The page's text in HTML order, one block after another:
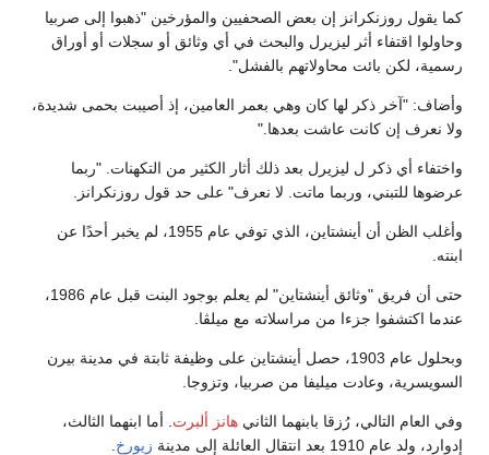
كما يقول روزنكرانز إن بعض الصحفيين والمؤرخين "ذهبوا إلى صربيا
وحاولوا اقتفاء أثر ليزيرل والبحث في أي وثائق أو سجلات أو أوراق
رسمية، لكن بائت محاولاتهم بالفشل".
وأضاف: "آخر ذكر لها كان وهي بعمر العامين، إذ أصيبت بحمى شديدة،
ولا نعرف إن كانت عاشت بعدها."
واختفاء أي ذكر ل ليزيرل بعد ذلك أثار الكثير من التكهنات. "ربما
عرضوها للتبني، وربما ماتت. لا نعرف" على حد قول روزنكرانز.
وأغلب الظن أن أينشتاين، الذي توفي عام 1955، لم يخبر أحدًا عن
ابنته.
حتى أن فريق "وثائق أينشتاين" لم يعلم بوجود البنت قبل عام 1986،
عندما اكتشفوا جزءا من مراسلاته مع ميلڤا.
وبحلول عام 1903، حصل أينشتاين على وظيفة ثابتة في مدينة بيرن
السويسرية، وعادت ميليفا من صربيا، وتزوجا.
وفي العام التالي، رُزقا بابنهما الثاني هانز ألبرت . أما ابنهما الثالث،
إدوارد، ولد عام 1910 بعد انتقال العائلة إلى مدينة
زيورخ